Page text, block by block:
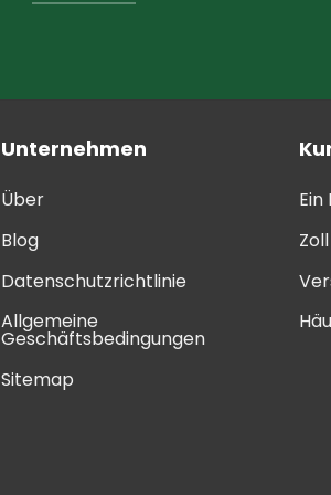
Unternehmen
Über
Blog
Datenschutzrichtlinie
Allgemeine
Geschäftsbedingungen
Sitemap